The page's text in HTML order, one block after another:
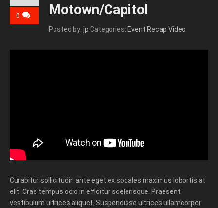
Motown/Capitol
Posted by: jp Categories: Event Recap Video
0
Curabitur sollicitudin ante eget ex sodales maximus lobortis at
elit. Cras tempus odio in efficitur scelerisque. Praesent
vestibulum ultrices aliquet. Suspendisse ultrices ullamcorper